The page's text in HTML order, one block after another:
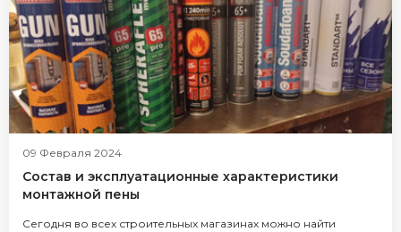
09 Февраля 2024
Состав и эксплуатационные характеристики
монтажной пены
Сегодня во всех строительных магазинах можно найти